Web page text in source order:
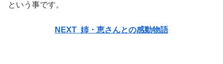
という事です。
NEXT 姉・恵さんとの感動物語